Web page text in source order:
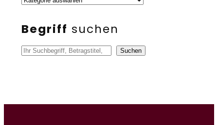
Begriff suchen
S
n
Suchen